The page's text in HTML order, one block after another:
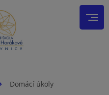
Domácí úkoly